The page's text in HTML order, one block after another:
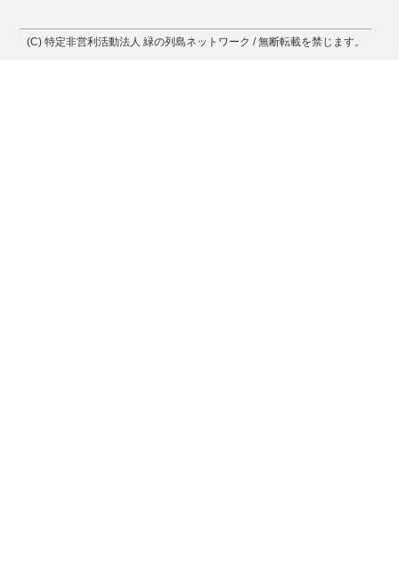
(C) 特定非営利活動法人 緑の列島ネットワーク / 無断転載を禁じます。